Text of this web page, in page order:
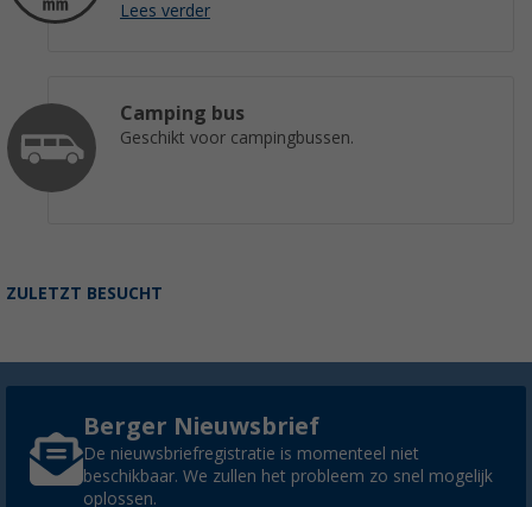
Lees verder
Camping bus
Geschikt voor campingbussen.
ZULETZT BESUCHT
Berger Nieuwsbrief
De nieuwsbriefregistratie is momenteel niet
beschikbaar. We zullen het probleem zo snel mogelijk
oplossen.